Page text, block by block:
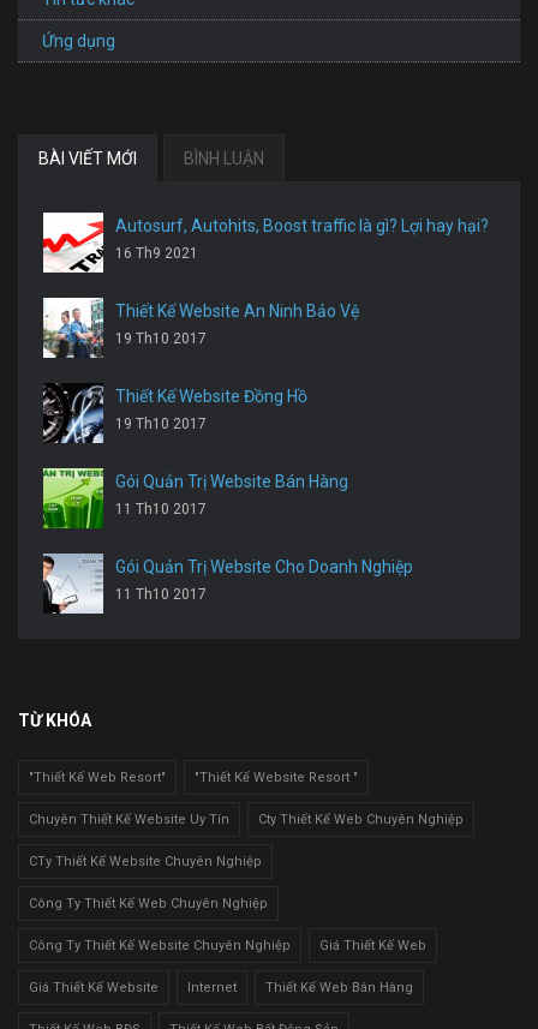
Ứng dụng
BÀI VIẾT MỚI BÌNH LUẬN
Autosurf, Autohits, Boost traffic là gì? Lợi hay hại?
16 Th9 2021
Thiết Kế Website An Ninh Bảo Vệ
19 Th10 2017
Thiết Kế Website Đồng Hồ
19 Th10 2017
Gói Quản Trị Website Bán Hàng
11 Th10 2017
Gói Quản Trị Website Cho Doanh Nghiệp
11 Th10 2017
TỪ KHÓA
"Thiết Kế Web Resort" "Thiết Kế Website Resort "
Chuyên Thiết Kế Website Uy Tín Cty Thiết Kế Web Chuyên Nghiệp
CTy Thiết Kế Website Chuyên Nghiệp
Công Ty Thiết Kế Web Chuyên Nghiệp
Công Ty Thiết Kế Website Chuyên Nghiệp Giá Thiết Kế Web
Giá Thiết Kế Website Internet Thiết Kế Web Bán Hàng